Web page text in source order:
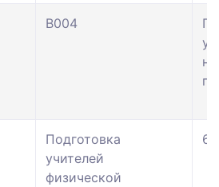
В004
Подготовка
учителей
физической